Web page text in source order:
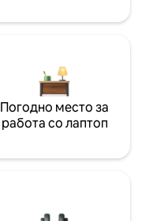
Погодно место за
работа со лаптоп